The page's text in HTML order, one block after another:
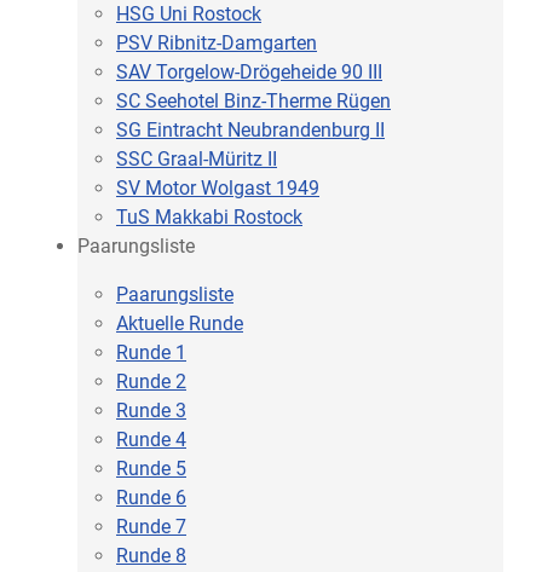
HSG Uni Rostock
PSV Ribnitz-Damgarten
SAV Torgelow-Drögeheide 90 III
SC Seehotel Binz-Therme Rügen
SG Eintracht Neubrandenburg II
SSC Graal-Müritz II
SV Motor Wolgast 1949
TuS Makkabi Rostock
Paarungsliste
Paarungsliste
Aktuelle Runde
Runde 1
Runde 2
Runde 3
Runde 4
Runde 5
Runde 6
Runde 7
Runde 8